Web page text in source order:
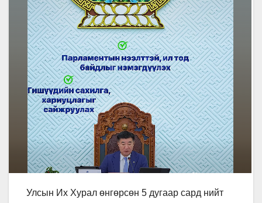
Улсын Их Хурал өнгөрсөн 5 дугаар сард нийт